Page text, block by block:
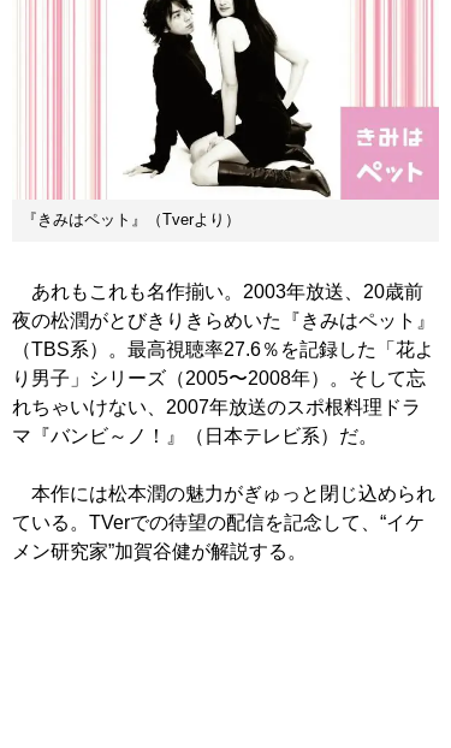
『きみはペット』（Tverより）
あれもこれも名作揃い。2003年放送、20歳前
夜の松潤がとびきりきらめいた『きみはペット』
（TBS系）。最高視聴率27.6％を記録した「花よ
り男子」シリーズ（2005〜2008年）。そして忘
れちゃいけない、2007年放送のスポ根料理ドラ
マ『バンビ～ノ！』（日本テレビ系）だ。
本作には松本潤の魅力がぎゅっと閉じ込められ
ている。TVerでの待望の配信を記念して、“イケ
メン研究家”加賀谷健が解説する。